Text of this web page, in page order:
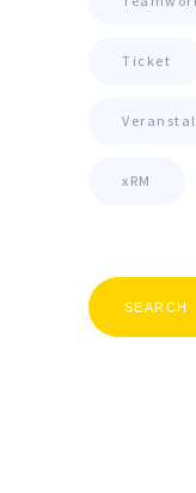
Ticket
xRM